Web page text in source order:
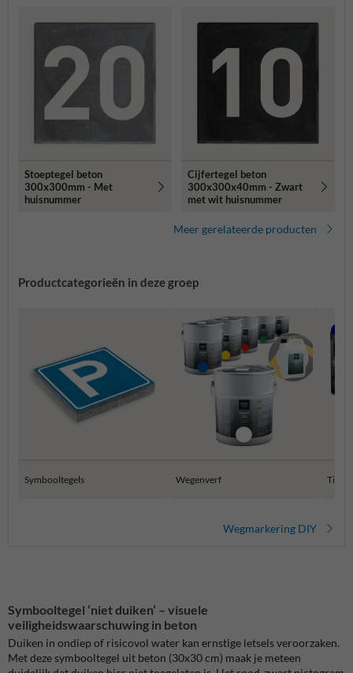
Stoeptegel beton
300x300mm - Met
huisnummer
Cijfertegel beton
300x300x40mm - Zwart
met wit huisnummer
Meer gerelateerde producten
Productcategorieën in deze groep
Symbooltegels Wegenverf
Wegmarkering DIY
Symbooltegel ‘niet duiken’ – visuele
veiligheidswaarschuwing in beton
Duiken in ondiep of risicovol water kan ernstige letsels veroorzaken.
Met deze symbooltegel uit beton (30x30 cm) maak je meteen